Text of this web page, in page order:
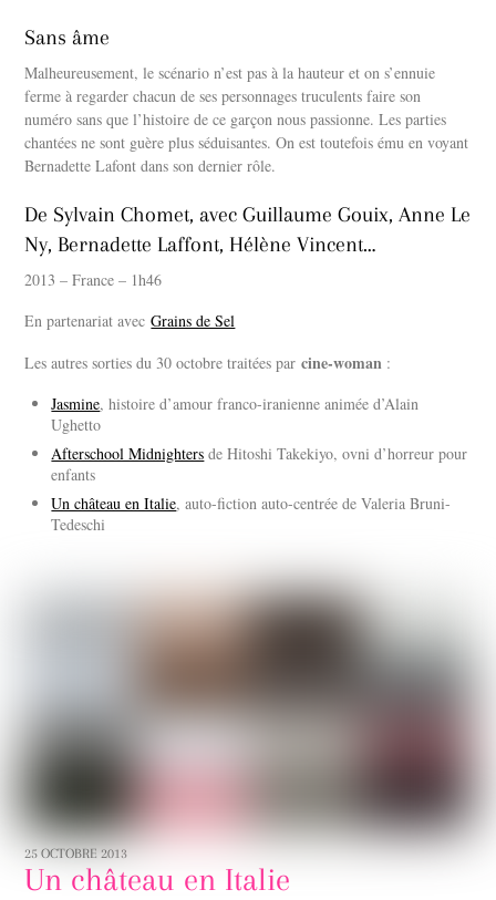
Sans âme
Malheureusement, le scénario n’est pas à la hauteur et on s’ennuie
ferme à regarder chacun de ses personnages truculents faire son
numéro sans que l’histoire de ce garçon nous passionne. Les parties
chantées ne sont guère plus séduisantes. On est toutefois ému en voyant
Bernadette Lafont dans son dernier rôle.
De Sylvain Chomet, avec Guillaume Gouix, Anne Le
Ny, Bernadette Laffont, Hélène Vincent…
2013 – France – 1h46
En partenariat avecGrains de Sel
Les autres sorties du 30 octobre traitées parcine-woman :
Jasmine, histoire d’amour franco-iranienne animée d’Alain
Ughetto
Afterschool Midnighters de Hitoshi Takekiyo, ovni d’horreur pour
enfants
Un château en Italie, auto-fiction auto-centrée de Valeria Bruni-
Tedeschi
25 OCTOBRE 2013
Un château en Italie